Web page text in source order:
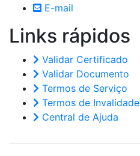
E-mail
Links rápidos
Validar Certificado
Validar Documento
Termos de Serviço
Termos de Invalidade
Central de Ajuda